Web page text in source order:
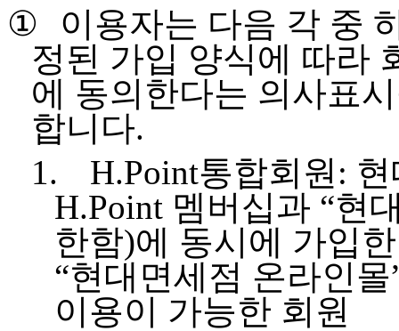
①
이용자는 다음 각 중
정된 가입 양식에 따라
에 동의한다는 의사표
합니다.
1.
H.Point통합회원 :
H.Point 멤버십과 “현
한함)에 동시에 가입
“현대면세점 온라인몰
이용이 가능한 회원